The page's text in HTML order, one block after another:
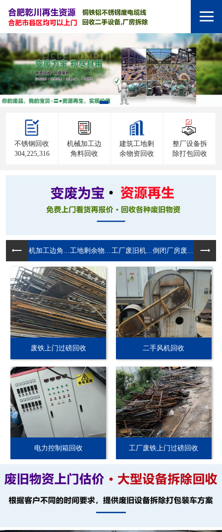
不锈钢回收
304,225,316
机械加工边
角料回收
建筑工地剩
余物资回收
整厂设备拆
除打包回收
机加工边角... 工地剩余物... 工厂废旧机... 倒闭厂房废...
废铁上门过磅回收 二手风机回收
电力控制箱回收 工厂废铁上门过磅回收